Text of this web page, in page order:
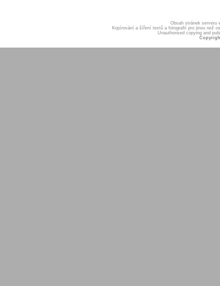
Obsah stránek serveru
Kopírování a šíření textů a fotografií pro jinou než
Unauthorised copying and